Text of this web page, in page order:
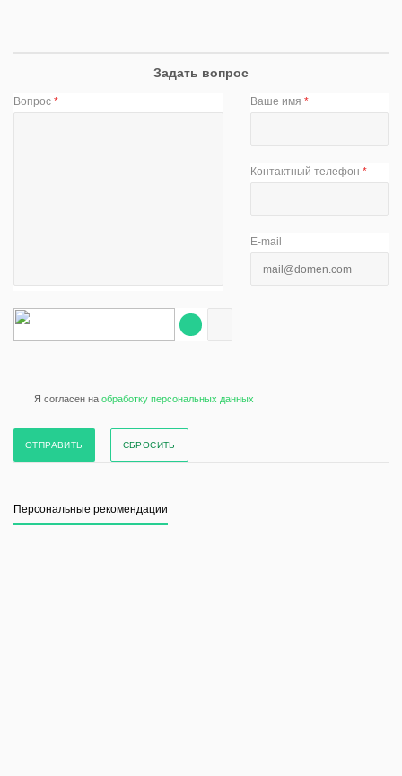
Задать вопрос
Вопрос * Ваше имя*
Контактный телефон*
E-mail
Я согласен на обработку персональных данных
СБРОСИТЬ
Персональные рекомендации